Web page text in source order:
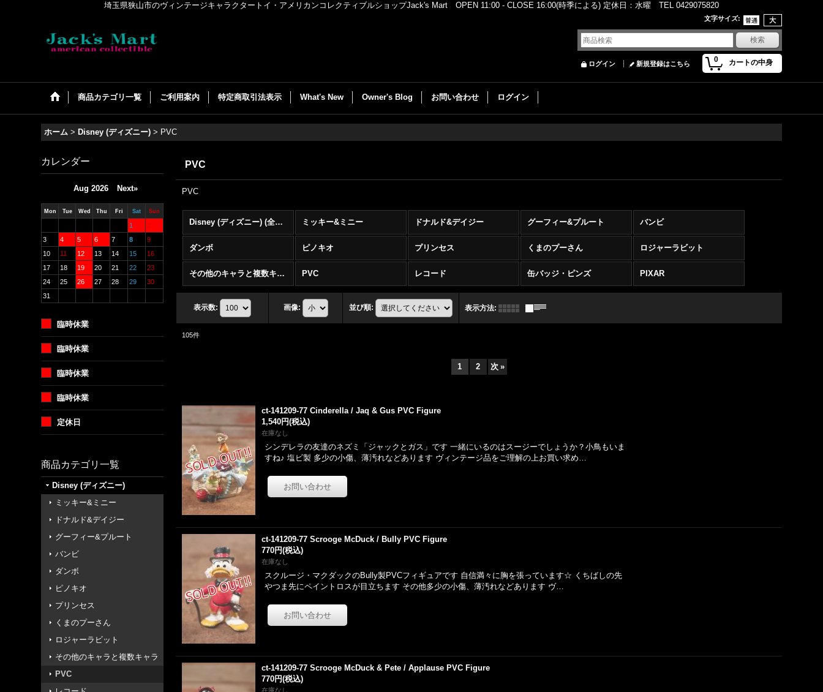
埼玉県狭山市のヴィンテージキャラクタートイ・アメリカンコレクティブルショップJack's Mart OPEN 11:00 - CLOSE 16:00(時季による) 定休日：水曜 TEL 0429075820
文字サイズ:
0 カートの中身
ログイン 新規登録はこちら
商品カテゴリ一覧 ご利用案内 特定商取引法表示 What's New Owner's Blog お問い合わせ ログイン
ホーム > Disney (ディズニー) > PVC
カレンダー
Aug 2026 Next»
Mon Tue Wed Thu Fri Sat Sun
1
2
3
4 5 6 7 8
9
10
11 12 13 14 15
16
17
18 19 20 21 22
23
24
25 26 27 28 29
30
31
臨時休業
臨時休業
臨時休業
臨時休業
定休日
商品カテゴリ一覧
Disney (ディズニー)
ミッキー&ミニー
ドナルド&デイジー
グーフィー&プルート
バンビ
ダンボ
ピノキオ
プリンセス
くまのプーさん
ロジャーラビット
その他のキャラと複数キャラ
PVC
PVC
PVC
Disney (ディズニー) (全商品) ミッキー&ミニー ドナルド&デイジー グーフィー&プルート バンビ
ダンボ ピノキオ プリンセス くまのプーさん ロジャーラビット
その他のキャラと複数キャラ PVC レコード 缶バッジ・ピンズ PIXAR
表示数: 画像: 並び順: 表示方法:
105件
1 2 次 »
ct-141209-77 Cinderella / Jaq & Gus PVC Figure
1,540円(税込)
在庫なし
シンデレラの友達のネズミ「ジャックとガス」です 一緒にいるのはスージーでしょうか？小鳥もいま
すね♪ 塩ビ製 多少の小傷、薄汚れなどあります ヴィンテージ品をご理解の上お買い求め…
ct-141209-77 Scrooge McDuck / Bully PVC Figure
770円(税込)
在庫なし
スクルージ・マクダックのBully製PVCフィギュアです 自信満々に胸を張っています☆ くちばしの先
やつま先にペイントロスが目立ちます その他多少の小傷、薄汚れなどあります ヴ…
ct-141209-77 Scrooge McDuck & Pete / Applause PVC Figure
770円(税込)
在庫なし